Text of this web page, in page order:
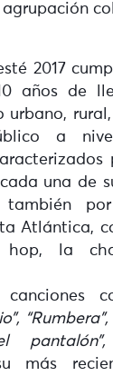
2017
años de
urbano,
a
una de
también
Atlántica,
hop, la
canciones
pantalón”,
más